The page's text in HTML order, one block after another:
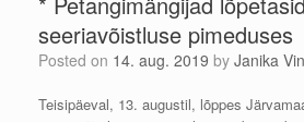
seeriavõistluse pimeduses
Posted on 14. aug. 2019 by Janika
Teisipäeval, 13. augustil, lõppes